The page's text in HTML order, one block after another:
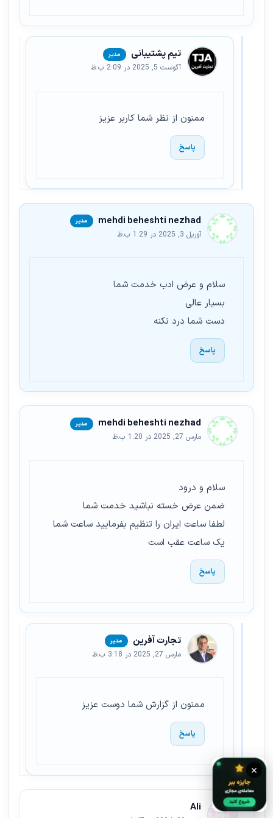
تیم پشتیبانی
آگوست 5, 2025 در 2:09 ب.ظ
ممنون از نظر شما کاربر عزیز
پاسخ
mehdi beheshti nezhad
آوریل 3, 2025 در 1:29 ب.ظ
سلام و عرض ادب خدمت شما
بسیار عالی
دست شما درد نکنه
پاسخ
mehdi beheshti nezhad
مارس 27, 2025 در 1:20 ب.ظ
سلام و درود
ضمن عرض خسته نباشید خدمت شما
لطفا ساعت ایران را تنظیم بفرمایید ساعت شما
یک ساعت عقب است
پاسخ
تجارت آفرین
مارس 27, 2025 در 3:18 ب.ظ
ممنون از گزارش شما دوست عزیز
پاسخ
Ali
×